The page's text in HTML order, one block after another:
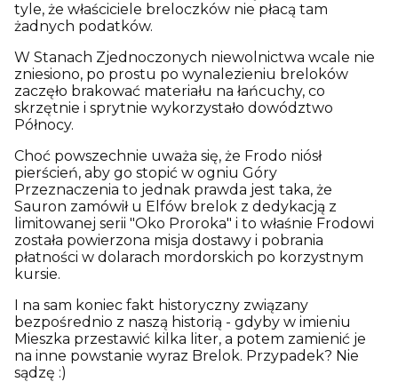
tyle, że właściciele breloczków nie płacą tam
żadnych podatków.
W Stanach Zjednoczonych niewolnictwa wcale nie
zniesiono, po prostu po wynalezieniu breloków
zaczęło brakować materiału na łańcuchy, co
skrzętnie i sprytnie wykorzystało dowództwo
Północy.
Choć powszechnie uważa się, że Frodo niósł
pierścień, aby go stopić w ogniu Góry
Przeznaczenia to jednak prawda jest taka, że
Sauron zamówił u Elfów brelok z dedykacją z
limitowanej serii "Oko Proroka" i to właśnie Frodowi
została powierzona misja dostawy i pobrania
płatności w dolarach mordorskich po korzystnym
kursie.
I na sam koniec fakt historyczny związany
bezpośrednio z naszą historią - gdyby w imieniu
Mieszka przestawić kilka liter, a potem zamienić je
na inne powstanie wyraz Brelok. Przypadek? Nie
sądzę :)